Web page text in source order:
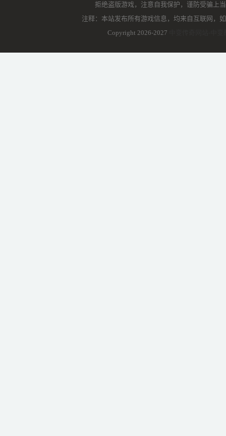
拒绝盗版游戏，注意自我保护，谨防受骗上
注释：本站发布所有游戏信息，均来自互联网，
Copyright 2026-2027